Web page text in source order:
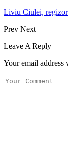
Liviu Ciulei,
Prev Next
Leave A Reply
Your email